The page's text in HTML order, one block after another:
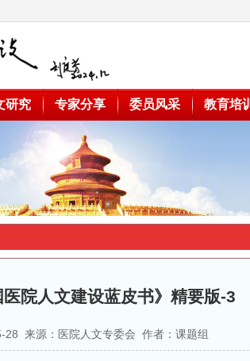
研究 专家分享 委员风采 教育培训
院人文建设蓝皮书》精要版-3
28 来源：医院人文专委会 作者：课题组